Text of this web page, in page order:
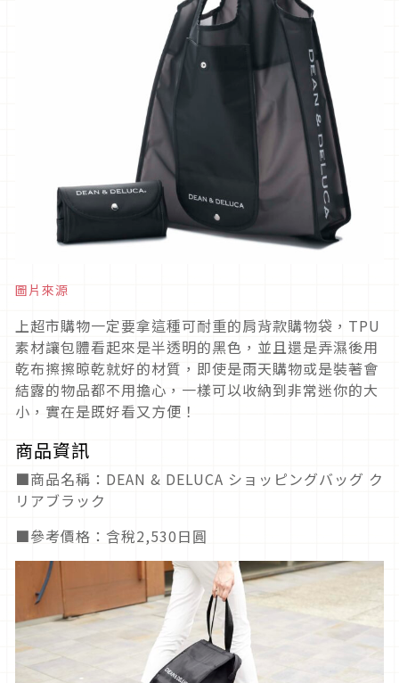
圖片來源
上超市購物一定要拿這種可耐重的肩背款購物袋，TPU
素材讓包體看起來是半透明的黑色，並且還是弄濕後用
乾布擦擦晾乾就好的材質，即使是雨天購物或是裝著會
結露的物品都不用擔心，一樣可以收納到非常迷你的大
小，實在是既好看又方便！
商品資訊
■商品名稱：DEAN & DELUCA ショッピングバッグ ク
リアブラック
■參考價格：含稅2,530日圓